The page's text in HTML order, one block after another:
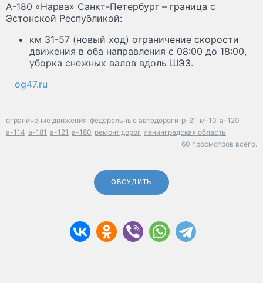
А-180 «Нарва» Санкт-Петербург – граница с
Эстонской Республикой:
км 31-57 (новый ход) ограничение скорости
движения в оба направления с 08:00 до 18:00,
уборка снежных валов вдоль ШЭЗ.
og47.ru
ограничение движения федеральные автодороги р-21 м-10 а-120
а-114 а-181 а-121 а-180 ремонт дорог ленинградская область
60 просмотров всего.
ОБСУДИТЬ